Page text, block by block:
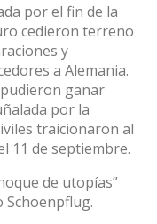
por el fin de la
cedieron terreno
y
a Alemania.
ganar
por la
traicionaron al
11 de septiembre.
de utopías”
Schoenpflug.